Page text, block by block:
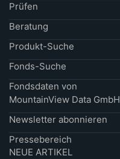
Prüfen
Beratung
Produkt-Suche
Fonds-Suche
Fondsdaten von
MountainView Data GmbH
Newsletter abonnieren
Pressebereich
NEUE ARTIKEL